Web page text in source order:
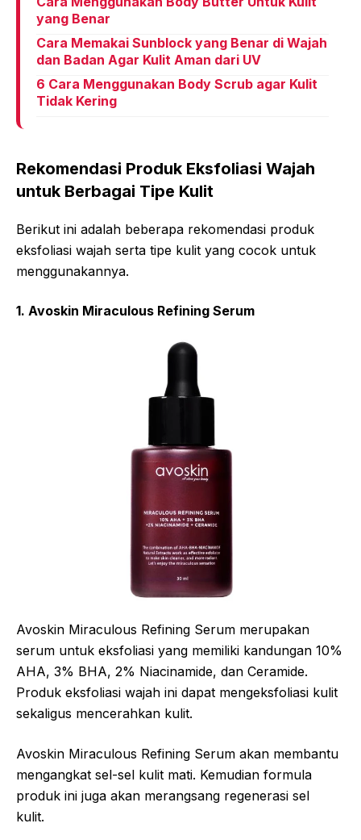
yang Benar
Cara Memakai Sunblock yang Benar di Wajah
dan Badan Agar Kulit Aman dari UV
6 Cara Menggunakan Body Scrub agar Kulit
Tidak Kering
Rekomendasi Produk Eksfoliasi Wajah
untuk Berbagai Tipe Kulit
Berikut ini adalah beberapa rekomendasi produk
eksfoliasi wajah serta tipe kulit yang cocok untuk
menggunakannya.
1. Avoskin Miraculous Refining Serum
Avoskin Miraculous Refining Serum merupakan
serum untuk eksfoliasi yang memiliki kandungan 10%
AHA, 3% BHA, 2% Niacinamide, dan Ceramide.
Produk eksfoliasi wajah ini dapat mengeksfoliasi kulit
sekaligus mencerahkan kulit.
Avoskin Miraculous Refining Serum akan membantu
mengangkat sel-sel kulit mati. Kemudian formula
produk ini juga akan merangsang regenerasi sel
kulit.